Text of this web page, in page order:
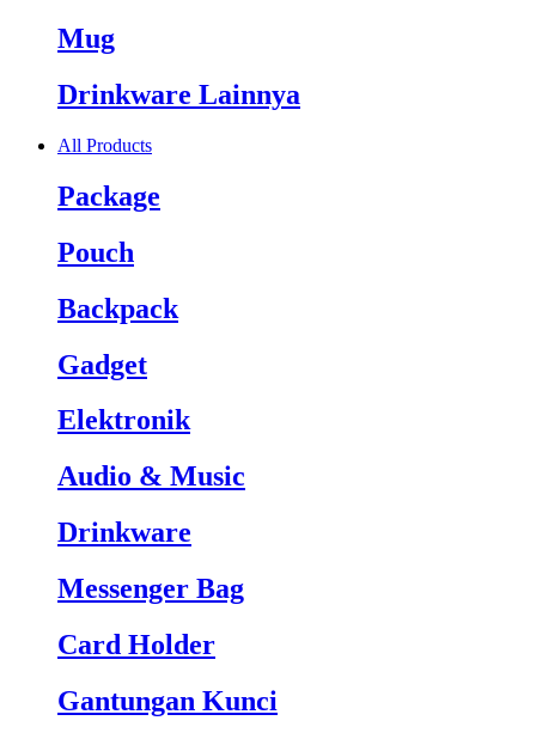
Mug
Drinkware Lainnya
All Products
Package
Pouch
Backpack
Gadget
Elektronik
Audio & Music
Drinkware
Messenger Bag
Card Holder
Gantungan Kunci